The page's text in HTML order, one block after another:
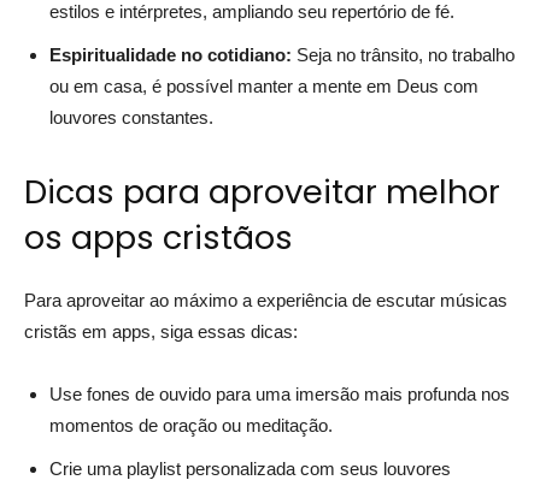
estilos e intérpretes, ampliando seu repertório de fé.
Espiritualidade no cotidiano: Seja no trânsito, no trabalho
ou em casa, é possível manter a mente em Deus com
louvores constantes.
Dicas para aproveitar melhor
os apps cristãos
Para aproveitar ao máximo a experiência de escutar músicas
cristãs em apps, siga essas dicas:
Use fones de ouvido para uma imersão mais profunda nos
momentos de oração ou meditação.
Crie uma playlist personalizada com seus louvores